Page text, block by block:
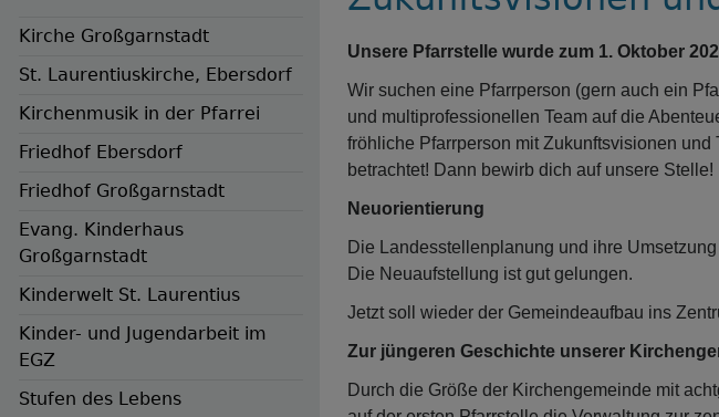
Hauptnavigation
Kirche Großgarnstadt
St. Laurentiuskirche, Ebersdorf
Kirchenmusik in der Pfarrei
Friedhof Ebersdorf
Friedhof Großgarnstadt
Evang. Kinderhaus
Großgarnstadt
Kinderwelt St. Laurentius
Kinder- und Jugendarbeit im
EGZ
Stufen des Lebens
Unsere Pfarrstelle wurde zum 1. Oktober
Wir suchen eine Pfarrperson (gern auch ein
und multiprofessionellen Team auf die
fröhliche Pfarrperson mit Zukunftsvisionen und
betrachtet! Dann bewirb dich auf unsere Stelle!
Neuorientierung
Die Landesstellenplanung und ihre
Die Neuaufstellung ist gut gelungen.
Jetzt soll wieder der Gemeindeaufbau ins
Zur jüngeren Geschichte unserer
Durch die Größe der Kirchengemeinde mit